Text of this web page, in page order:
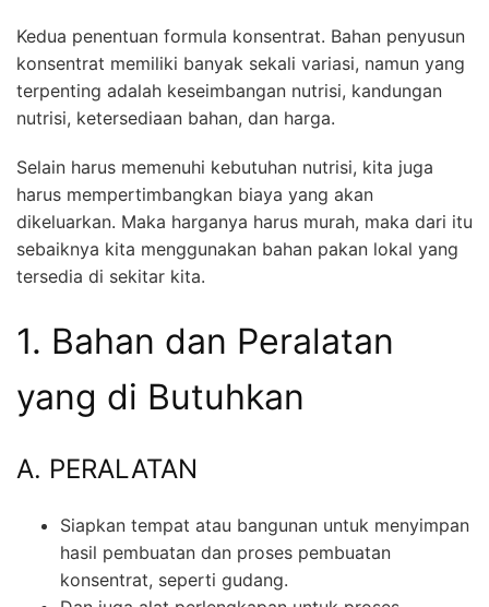
Kedua penentuan formula konsentrat. Bahan penyusun
konsentrat memiliki banyak sekali variasi, namun yang
terpenting adalah keseimbangan nutrisi, kandungan
nutrisi, ketersediaan bahan, dan harga.
Selain harus memenuhi kebutuhan nutrisi, kita juga
harus mempertimbangkan biaya yang akan
dikeluarkan. Maka harganya harus murah, maka dari itu
sebaiknya kita menggunakan bahan pakan lokal yang
tersedia di sekitar kita.
1. Bahan dan Peralatan
yang di Butuhkan
A. PERALATAN
Siapkan tempat atau bangunan untuk menyimpan
hasil pembuatan dan proses pembuatan
konsentrat, seperti gudang.